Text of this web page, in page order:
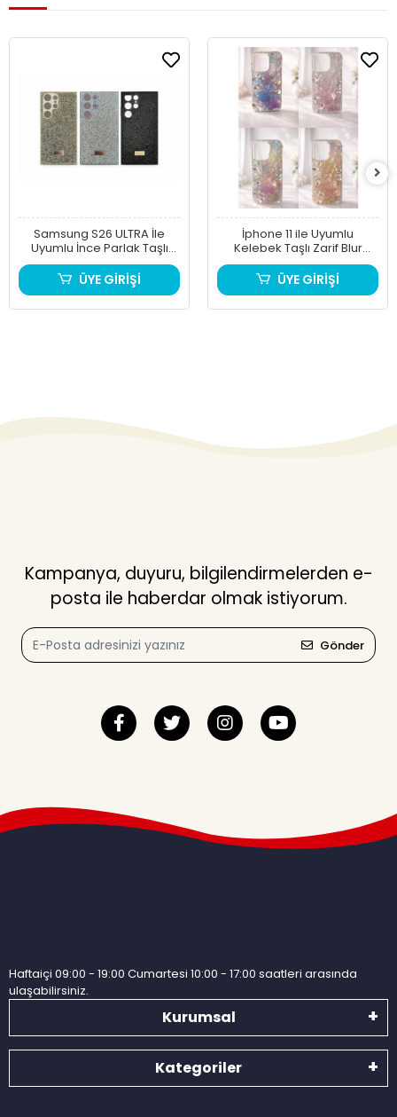
Samsung S26 ULTRA İle
Uyumlu İnce Parlak Taşlı
Premium Sw Telefon Kılıfı
ÜYE GİRİŞİ
İphone 11 ile Uyumlu
Kelebek Taşlı Zarif Blur
Case
ÜYE GİRİŞİ
Kampanya, duyuru, bilgilendirmelerden e-
posta ile haberdar olmak istiyorum.
Gönder
Haftaiçi 09:00 - 19:00 Cumartesi 10:00 - 17:00 saatleri arasında
ulaşabilirsiniz.
Kurumsal
Kategoriler